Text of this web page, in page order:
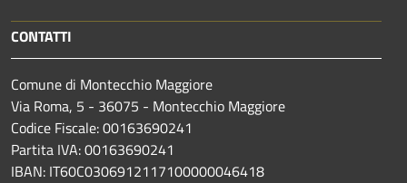
CONTATTI
Comune di Montecchio Maggiore
Via Roma, 5 - 36075 - Montecchio Maggiore
Codice Fiscale: 00163690241
Partita IVA: 00163690241
IBAN: IT60C0306912117100000046418